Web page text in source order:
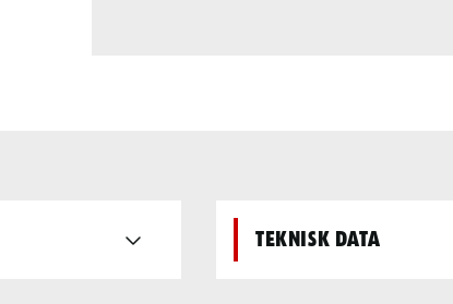
Teknisk data